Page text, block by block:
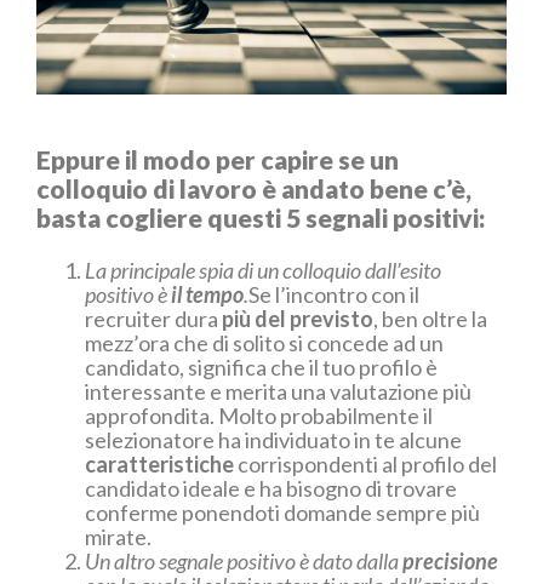
Eppure il modo per capire se un
colloquio di lavoro è andato bene c’è,
basta cogliere questi 5 segnali positivi:
La principale spia di un colloquio dall’esito
positivo èil tempo.Se l’incontro con il
recruiter dura più del previsto, ben oltre la
mezz’ora che di solito si concede ad un
candidato, significa che il tuo profilo è
interessante e merita una valutazione più
approfondita. Molto probabilmente il
selezionatore ha individuato in te alcune
caratteristichecorrispondenti al profilo del
candidato ideale e ha bisogno di trovare
conferme ponendoti domande sempre più
mirate.
Un altro segnale positivo è dato dallaprecisione